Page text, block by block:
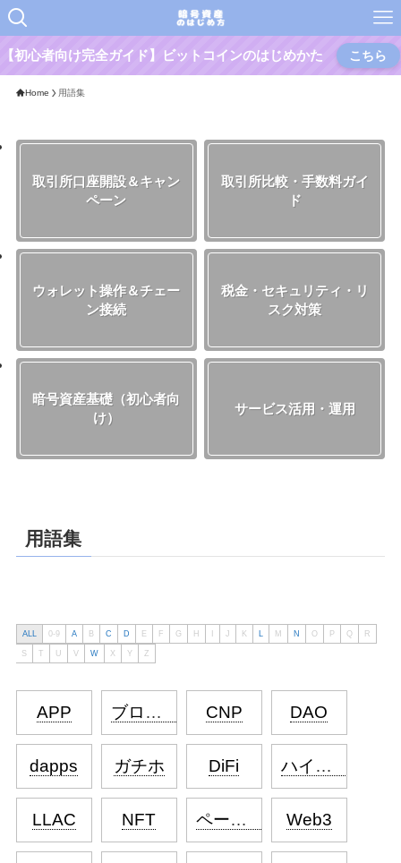
【初心者向け完全ガイド】ビットコインのはじめかた こちら
Home 用語集
取引所口座開設＆キャン
ペーン
取引所比較・手数料ガイ
ド
ウォレット操作＆チェー
ン接続
税金・セキュリティ・リ
スク対策
暗号資産基礎（初心者向
け）
サービス活用・運用
用語集
ALL 0-9 A B C D E F G H J K L M N O P Q R
S T U V W X Y Z
APP ブロックチェーン（Blockchain） CNP DAO
dapps ガチホ DiFi ハイコンテクスト
LLAC NFT ペーパーハンド（ペパハン） Web3